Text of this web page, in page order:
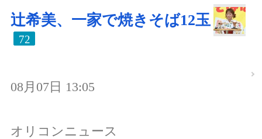
辻希美、一家で焼きそば12玉
72
08月07日 13:05
オリコンニュース